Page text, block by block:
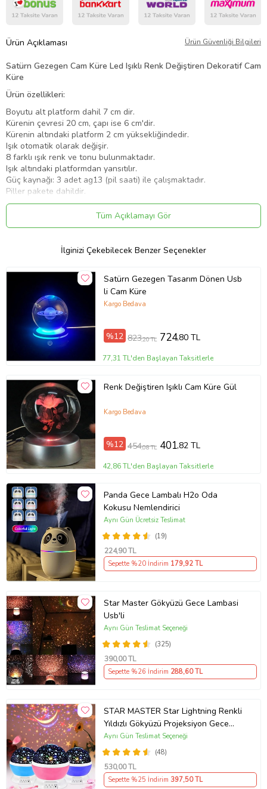
Ürün Açıklaması Ürün Güvenliği Bilgileri
Satürn Gezegen Cam Küre Led Işıklı Renk Değiştiren Dekoratif Cam
Küre
Ürün özellikleri:
Boyutu alt platform dahil 7 cm dir.
Kürenin çevresi 20 cm, çapı ise 6 cm'dir.
Kürenin altındaki platform 2 cm yüksekliğindedir.
Işık otomatik olarak değişir.
8 farklı ışık renk ve tonu bulunmaktadır.
Işık altındaki platformdan yansıtılır.
Güç kaynağı: 3 adet ag13 (pil saati) ile çalışmaktadır.
Piller pakete dahildir.
Ürün 2 parçadan oluşur.
kcm95459683Tüm Açıklamayı Gör
İlginizi Çekebilecek Benzer Seçenekler
Satürn Gezegen Tasarım Dönen Usb
li Cam Küre
Kargo Bedava
%12 823,20 TL 724,80 TL
77,31 TL'den Başlayan Taksitlerle
Renk Değiştiren Işıklı Cam Küre Gül
Kargo Bedava
%12 454,08 TL 401,82 TL
42,86 TL'den Başlayan Taksitlerle
Panda Gece Lambalı H2o Oda
Kokusu Nemlendirici
(19)
Aynı Gün Ücretsiz Teslimat
224,90 TL
Sepette %20 İndirim 179,92 TL
Star Master Gökyüzü Gece Lambasi
Usb'li
(325)
Aynı Gün Teslimat Seçeneği
390,00 TL
Sepette %26 İndirim 288,60 TL
STAR MASTER Star Lightning Renkli
Yıldızlı Gökyüzü Projeksiyon Gece
Lambası (Pembe)
(48)
Aynı Gün Teslimat Seçeneği
530,00 TL
Sepette %25 İndirim 397,50 TL